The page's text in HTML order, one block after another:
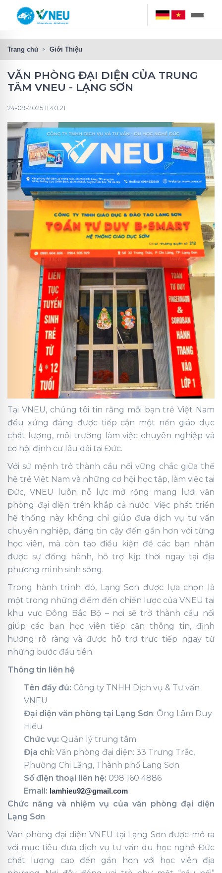
Trang chủ Giới Thiệu
VĂN PHÒNG ĐẠI DIỆN CỦA TRUNG
TÂM VNEU - LẠNG SƠN
24-09-2025 11:40:21
Tại VNEU, chúng tôi tin rằng mỗi bạn trẻ Việt Nam
đều xứng đáng được tiếp cận một nền giáo dục
chất lượng, môi trường làm việc chuyên nghiệp và
cơ hội định cư lâu dài tại Đức.
Với sứ mệnh trở thành cầu nối vững chắc giữa thế
hệ trẻ Việt Nam và những cơ hội học tập, làm việc tại
Đức, VNEU luôn nỗ lực mở rộng mạng lưới văn
phòng đại diện trên khắp cả nước. Việc phát triển
hệ thống này không chỉ giúp đưa dịch vụ tư vấn
chuyên nghiệp, đáng tin cậy đến gần hơn với từng
học viên, mà còn tạo điều kiện để các bạn nhận
được sự đồng hành, hỗ trợ kịp thời ngay tại địa
phương mình sinh sống.
Trong hành trình đó, Lạng Sơn được lựa chọn là
một trong những điểm đến chiến lược của VNEU tại
khu vực Đông Bắc Bộ – nơi sẽ trở thành cầu nối
giúp các bạn học viên tiếp cận thông tin, định
hướng rõ ràng và được hỗ trợ trực tiếp ngay từ
những bước đầu tiên.
Thông tin liên hệ
Tên đầy đủ: Công ty TNHH Dịch vụ & Tư vấn
VNEU
Đại diện văn phòng tại Lạng Sơn: Ông Lâm Duy
Hiếu
Chức vụ: Quản lý trung tâm
Địa chỉ: Văn phòng đại diện: 33 Trưng Trắc,
Phường Chi Lăng, Thành phố Lạng Sơn
Số điện thoại liên hệ: 098 160 4886
Email: lamhieu92@gmail.com
Chức năng và nhiệm vụ của văn phòng đại diện
Lạng Sơn
Văn phòng đại diện VNEU tại Lạng Sơn được mở ra
với mục tiêu đưa dịch vụ tư vấn du học nghề Đức
chất lượng cao đến gần hơn với học viên địa